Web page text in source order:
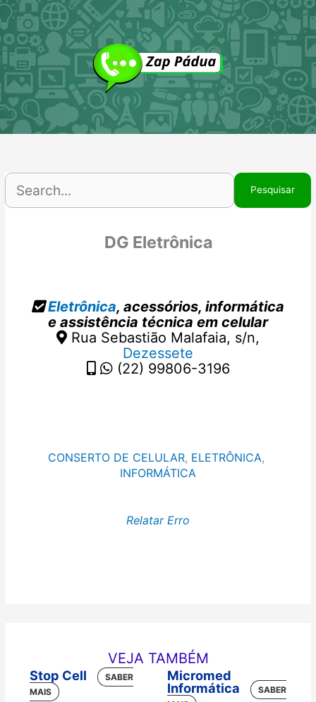
Ir
para
o
conteúdo
DG Eletrônica
Eletrônica, acessórios, informática
e assistência técnica em celular
Rua Sebastião Malafaia, s/n,
Dezessete
(22) 99806-3196
CONSERTO DE CELULAR, ELETRÔNICA
INFORMÁTICA
Relatar Erro
VEJA TAMBÉM
Stop Cell
Micromed
Informática